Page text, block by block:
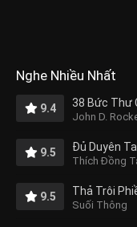
Nghe Nhiều Nhất
9.4 38 Bức Thư
John D.
9.5 Đủ Duyên
Thích Đồng
9.5 Thả Trôi
Suối Thông